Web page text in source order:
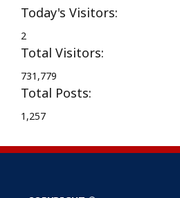
Today's Visitors:
2
Total Visitors:
731,779
Total Posts:
1,257